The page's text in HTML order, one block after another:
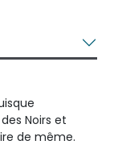
Noirs et
de même.